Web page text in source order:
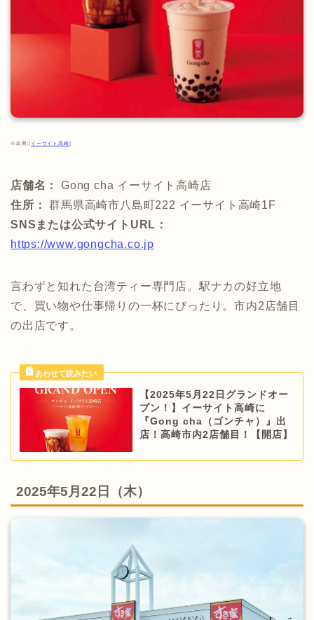
※出典:[ イーサイト高崎]
店舗名：
Gong cha イーサイト高崎店
住所：
群馬県高崎市八島町222 イーサイト高崎1F
SNSまたは公式サイトURL：
https://www.gongcha.co.jp
言わずと知れた台湾ティー専門店。駅ナカの好立地
で、買い物や仕事帰りの一杯にぴったり。市内2店舗目
の出店です。
【2025年5月22日グランドオー
プン！】イーサイト高崎に
『Gong cha（ゴンチャ）』出
店！高崎市内2店舗目！【開店】
2025年5月22日（木）